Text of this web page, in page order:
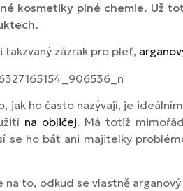
kosmetiky plné chemie. Už
takzvaný zázrak pro pleť,
jak ho často nazývají, je
na obličej. Má totiž
se ho bát ani majitelky
na to, odkud se vlastně